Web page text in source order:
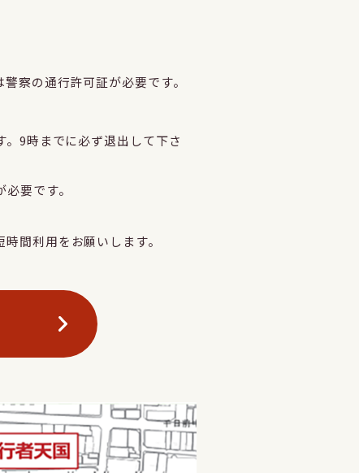
察の通行許可証が必要です。
9時までに必ず退出して下さ
要です。
間利用をお願いします。